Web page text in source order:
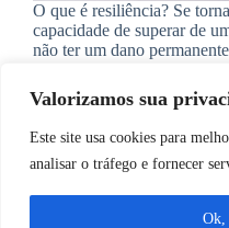
Valorizamos sua
Este site usa cookies para
analisar o tráfego e fornecer
Ok,
O que é resiliência? Se
capacidade de superar de
não ter um dano
consequências prejudiciais
Wanda Cristina
março 18, 2022